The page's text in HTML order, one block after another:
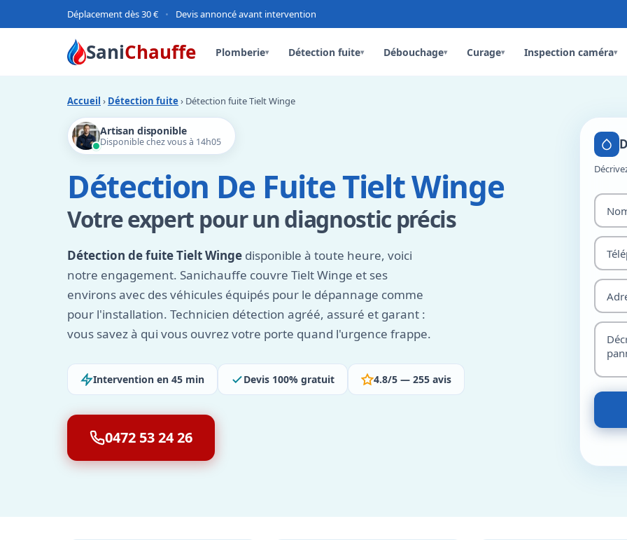
Déplacement dès 30 € • Devis annoncé avant intervention
SaniChauffe Plomberie▾ Détection fuite▾ Débouchage▾ Curage▾ Inspection caméra▾
Accueil › Détection fuite › Détection fuite Tielt Winge
Artisan disponible
Disponible chez vous à 14h05
Détection De Fuite Tielt Winge
Votre expert pour un diagnostic précis
Détection de fuite Tielt Winge disponible à toute heure, voici
notre engagement. Sanichauffe couvre Tielt Winge et ses
environs avec des véhicules équipés pour le dépannage comme
pour l'installation. Technicien détection agréé, assuré et garant :
vous savez à qui vous ouvrez votre porte quand l'urgence frappe.
Intervention en 45 min Devis 100% gratuit 4.8/5 — 255 avis
0472 53 24 26